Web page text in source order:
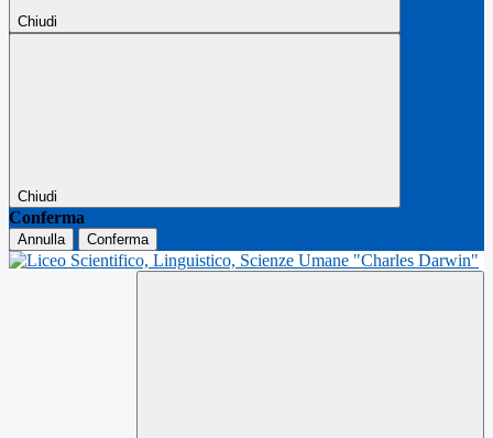
Chiudi
Chiudi
Conferma
Annulla Conferma